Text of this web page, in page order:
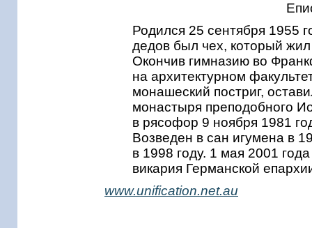
Родился 25 сентября 1955
дедов был чех, который
Окончив гимназию во
на архитектурном
монашеский постриг,
монастыря преподобного
в рясофор 9 ноября 1981
Возведен в сан игумена в
в 1998 году. 1 мая 2001
викария Германской
www.unification.net.au